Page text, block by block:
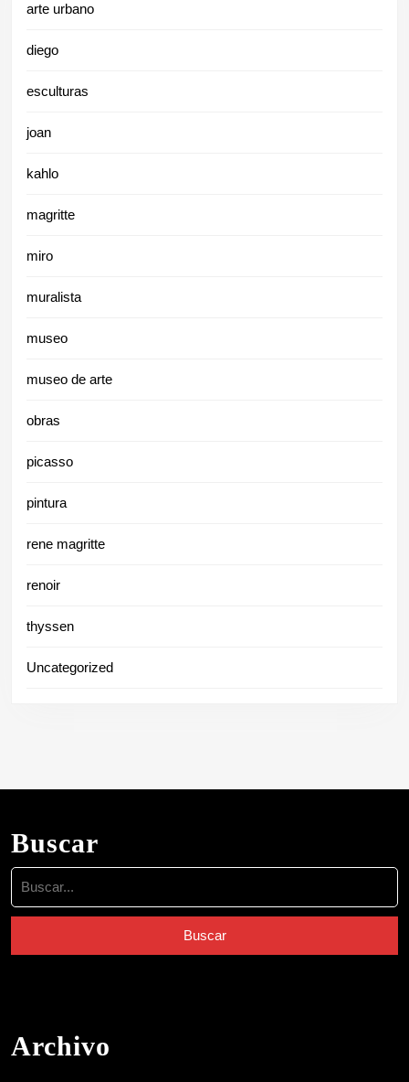
arte urbano
diego
esculturas
joan
kahlo
magritte
miro
muralista
museo
museo de arte
obras
picasso
pintura
rene magritte
renoir
thyssen
Uncategorized
Buscar
Buscar:
Archivo